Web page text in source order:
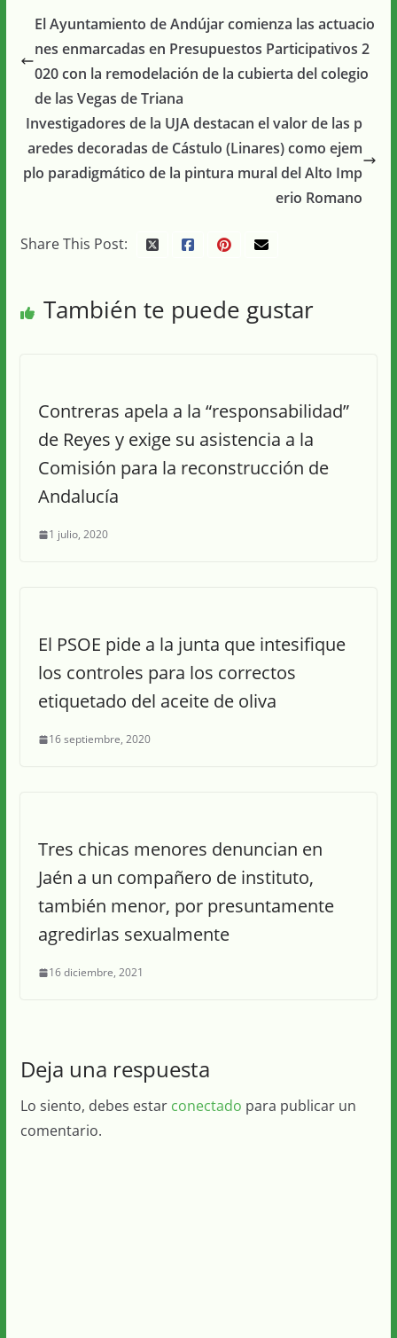
El Ayuntamiento de Andújar comienza las actuacio
nes enmarcadas en Presupuestos Participativos 2
020 con la remodelación de la cubierta del colegio
de las Vegas de Triana
Investigadores de la UJA destacan el valor de las p
aredes decoradas de Cástulo (Linares) como ejem
plo paradigmático de la pintura mural del Alto Imp
erio Romano
Share This Post:
También te puede gustar
Contreras apela a la “responsabilidad”
de Reyes y exige su asistencia a la
Comisión para la reconstrucción de
Andalucía
1 julio, 2020
El PSOE pide a la junta que intesifique
los controles para los correctos
etiquetado del aceite de oliva
16 septiembre, 2020
Tres chicas menores denuncian en
Jaén a un compañero de instituto,
también menor, por presuntamente
agredirlas sexualmente
16 diciembre, 2021
Deja una respuesta
Lo siento, debes estar conectado para publicar un
comentario.